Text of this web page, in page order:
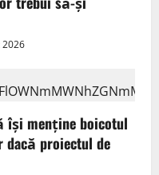
2026
îşi menţine boicotul
dacă proiectul de